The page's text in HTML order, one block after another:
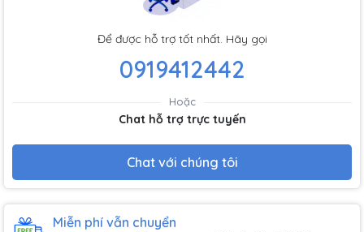
Để được hỗ trợ tốt nhất. Hãy gọi
0919412442
Hoặc
Chat hỗ trợ trực tuyến
Chat với chúng tôi
Miễn phí vẫn chuyển